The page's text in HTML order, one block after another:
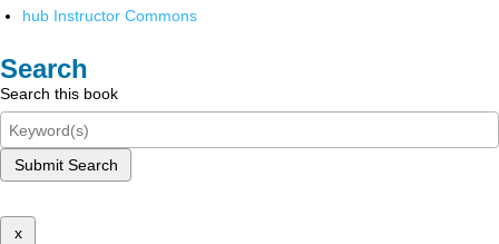
hub Instructor Commons
Search
Search this book
Submit Search
x